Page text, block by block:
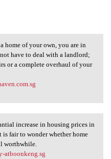
a home of your
home of your own, you are in
have to deal with a landlord;
or a complete overhaul of your
increase in housing prices in
is fair to wonder whether home
worthwhile.
atboonkeng.sg